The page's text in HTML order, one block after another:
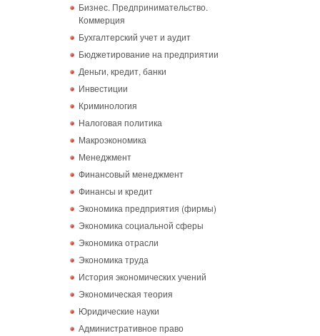
Бизнес. Предпринимательство.
Коммерция
Бухгалтерский учет и аудит
Бюджетирование на предприятии
Деньги, кредит, банки
Инвестиции
Криминология
Налоговая политика
Макроэкономика
Менеджмент
Финансовый менеджмент
Финансы и кредит
Экономика предприятия (фирмы)
Экономика социальной сферы
Экономика отрасли
Экономика труда
История экономических учений
Экономическая теория
Юридические науки
Административное право